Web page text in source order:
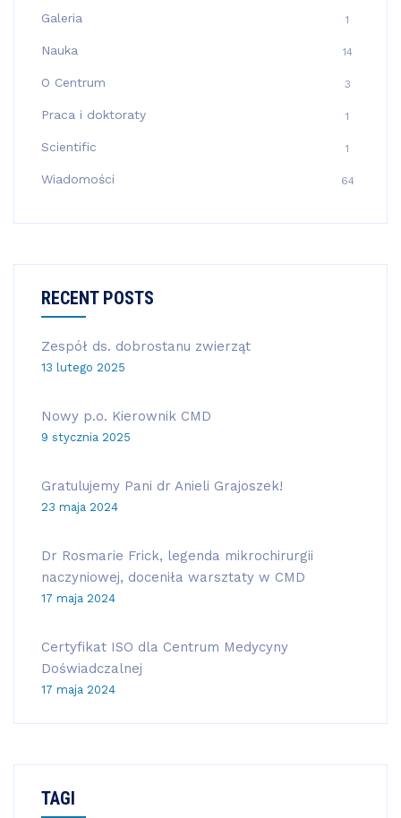
Galeria 1
Nauka 14
O Centrum 3
Praca i doktoraty 1
Scientific 1
Wiadomości 64
RECENT POSTS
Zespół ds. dobrostanu zwierząt
13 lutego 2025
Nowy p.o. Kierownik CMD
9 stycznia 2025
Gratulujemy Pani dr Anieli Grajoszek!
23 maja 2024
Dr Rosmarie Frick, legenda mikrochirurgii
naczyniowej, doceniła warsztaty w CMD
17 maja 2024
Certyfikat ISO dla Centrum Medycyny
Doświadczalnej
17 maja 2024
TAGI